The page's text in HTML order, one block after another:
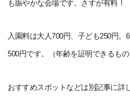
も賑やかな会場です。さすが有料！
入園料は大人700円、子ども250円。
500円です。（年齢を証明できるもの
おすすめスポットなどは別記事に詳